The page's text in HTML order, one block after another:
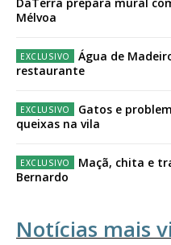
Mélvoa
Água de
restaurante
Gatos e
queixas na vila
Maçã, chita e
Bernardo
Notícias mais